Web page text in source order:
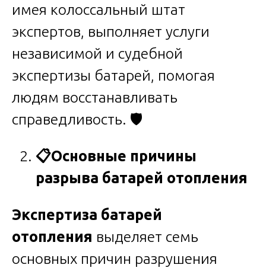
имея колоссальный штат
экспертов, выполняет услуги
независимой и судебной
экспертизы батарей, помогая
людям восстанавливать
справедливость. 🛡️
📋Основные причины
разрыва батарей отопления
Экспертиза батарей
отопления выделяет семь
основных причин разрушения